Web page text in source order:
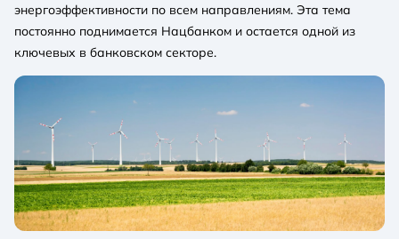
энергоэффективности по всем направлениям. Эта тема
постоянно поднимается Нацбанком и остается одной из
ключевых в банковском секторе.